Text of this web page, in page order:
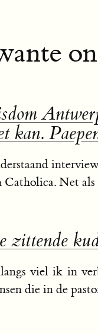
kan.
Catholica. Net
zittende
viel ik in
die in de